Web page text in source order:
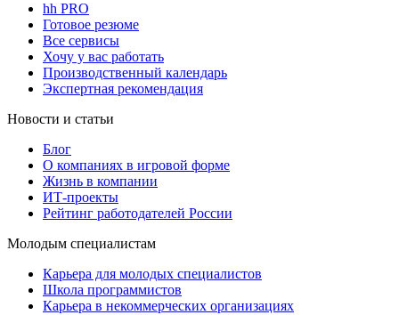
hh PRO
Готовое резюме
Все сервисы
Хочу у вас работать
Производственный календарь
Экспертная рекомендация
Новости и статьи
Блог
О компаниях в игровой форме
Жизнь в компании
ИТ-проекты
Рейтинг работодателей России
Молодым специалистам
Карьера для молодых специалистов
Школа программистов
Карьера в некоммерческих организациях